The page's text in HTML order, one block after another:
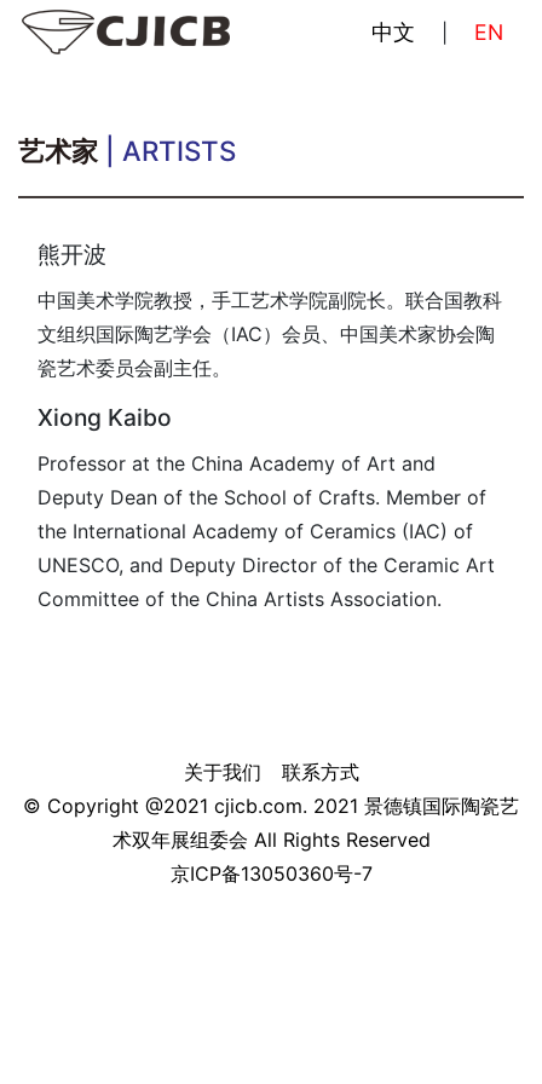
中文 EN
艺术家 | ARTISTS
熊开波
中国美术学院教授，手工艺术学院副院长。联合国教科
文组织国际陶艺学会（IAC）会员、中国美术家协会陶
瓷艺术委员会副主任。
Xiong Kaibo
Professor at the China Academy of Art and
Deputy Dean of the School of Crafts. Member of
the International Academy of Ceramics (IAC) of
UNESCO, and Deputy Director of the Ceramic Art
Committee of the China Artists Association.
关于我们
联系方式
© Copyright @2021 cjicb.com. 2021 景德镇国际陶瓷艺
术双年展组委会 All Rights Reserved
京ICP备13050360号-7